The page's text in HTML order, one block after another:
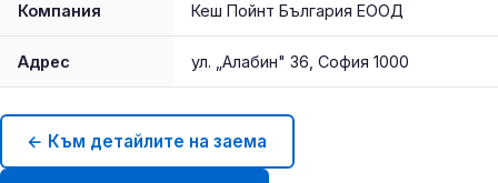
Компания Кеш Пойнт България ЕООД
Адрес ул. „Алабин" 36, София 1000
← Към детайлите на заема